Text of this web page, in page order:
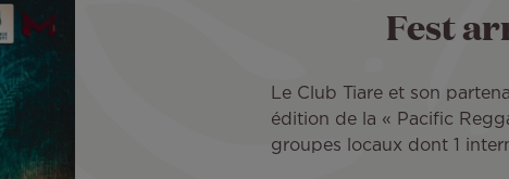
Fest
Le Club Tiare et son
édition de la « Pacific
groupes locaux dont 1